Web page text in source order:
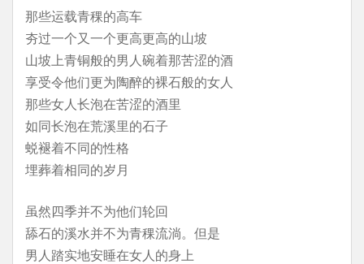
那些运载青稞的高车
夯过一个又一个更高更高的山坡
山坡上青铜般的男人碗着那苦涩的酒
享受令他们更为陶醉的裸石般的女人
那些女人长泡在苦涩的酒里
如同长泡在荒溪里的石子
蜕褪着不同的性格
埋葬着相同的岁月
虽然四季并不为他们轮回
舔石的溪水并不为青稞流淌。但是
男人踏实地安睡在女人的身上